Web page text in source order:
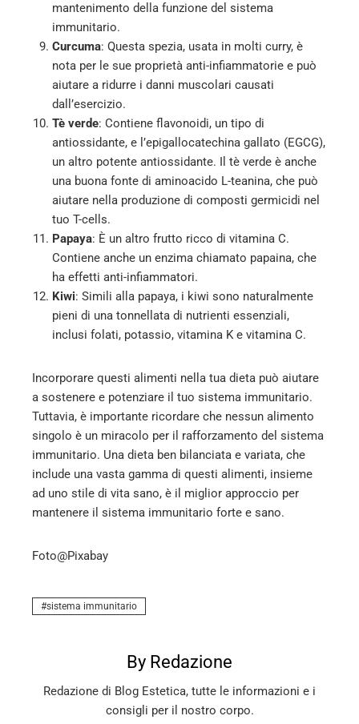
mantenimento della funzione del sistema
immunitario.
Curcuma: Questa spezia, usata in molti curry, è
nota per le sue proprietà anti-infiammatorie e può
aiutare a ridurre i danni muscolari causati
dall’esercizio.
Tè verde: Contiene flavonoidi, un tipo di
antiossidante, e l’epigallocatechina gallato (EGCG),
un altro potente antiossidante. Il tè verde è anche
una buona fonte di aminoacido L-teanina, che può
aiutare nella produzione di composti germicidi nel
tuo T-cells.
Papaya: È un altro frutto ricco di vitamina C.
Contiene anche un enzima chiamato papaina, che
ha effetti anti-infiammatori.
Kiwi: Simili alla papaya, i kiwi sono naturalmente
pieni di una tonnellata di nutrienti essenziali,
inclusi folati, potassio, vitamina K e vitamina C.
Incorporare questi alimenti nella tua dieta può aiutare
a sostenere e potenziare il tuo sistema immunitario.
Tuttavia, è importante ricordare che nessun alimento
singolo è un miracolo per il rafforzamento del sistema
immunitario. Una dieta ben bilanciata e variata, che
include una vasta gamma di questi alimenti, insieme
ad uno stile di vita sano, è il miglior approccio per
mantenere il sistema immunitario forte e sano.
Foto@Pixabay
sistema immunitario
By Redazione
Redazione di Blog Estetica, tutte le informazioni e i
consigli per il nostro corpo.